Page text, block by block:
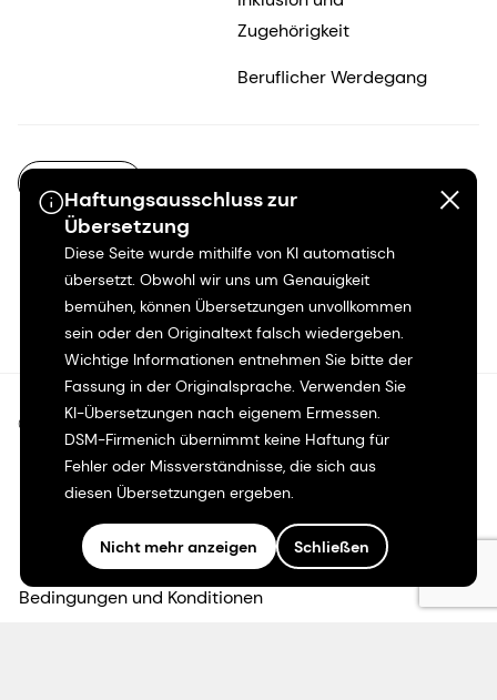
Haftungsausschluss zur
Übersetzung
Diese Seite wurde mithilfe von KI automatisch
übersetzt. Obwohl wir uns um Genauigkeit
bemühen, können Übersetzungen unvollkommen
sein oder den Originaltext falsch wiedergeben.
Wichtige Informationen entnehmen Sie bitte der
Fassung in der Originalsprache. Verwenden Sie
KI-Übersetzungen nach eigenem Ermessen.
DSM-Firmenich übernimmt keine Haftung für
Fehler oder Missverständnisse, die sich aus
diesen Übersetzungen ergeben.
Nicht mehr anzeigen Schließen
Zugehörigkeit
Beruflicher Werdegang
©2026 dsm-firmenich. Alle Rechte vorbehalten.
Hinweis zum Datenschutz
Bedingungen für die Nutzung
Bedingungen und Konditionen